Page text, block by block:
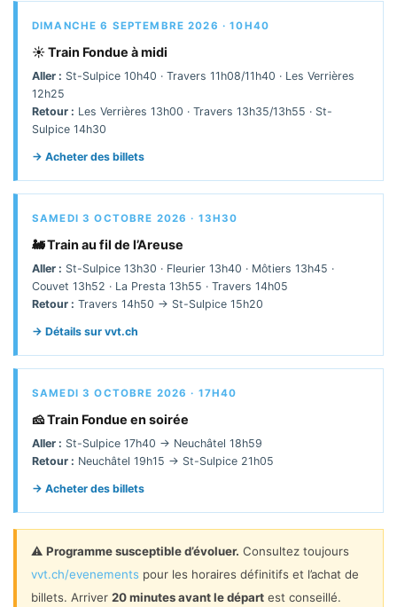
DIMANCHE 6 SEPTEMBRE 2026 · 10H40
☀️ Train Fondue à midi
Aller : St-Sulpice 10h40 · Travers 11h08/11h40 · Les Verrières
12h25
Retour : Les Verrières 13h00 · Travers 13h35/13h55 · St-
Sulpice 14h30
→ Acheter des billets
SAMEDI 3 OCTOBRE 2026 · 13H30
🚂 Train au fil de l’Areuse
Aller : St-Sulpice 13h30 · Fleurier 13h40 · Môtiers 13h45 ·
Couvet 13h52 · La Presta 13h55 · Travers 14h05
Retour : Travers 14h50 → St-Sulpice 15h20
→ Détails sur vvt.ch
SAMEDI 3 OCTOBRE 2026 · 17H40
🧀 Train Fondue en soirée
Aller : St-Sulpice 17h40 → Neuchâtel 18h59
Retour : Neuchâtel 19h15 → St-Sulpice 21h05
→ Acheter des billets
⚠️ Programme susceptible d’évoluer. Consultez toujours
vvt.ch/evenements pour les horaires définitifs et l’achat de
billets. Arriver 20 minutes avant le départ est conseillé.